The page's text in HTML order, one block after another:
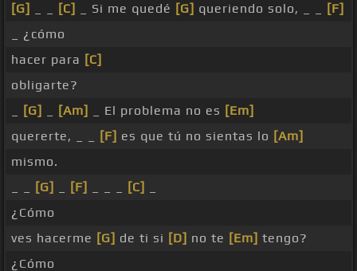
[G]
[C] _ Si me quedé [G] queriendo solo, _ _
[F]
_ ¿cómo
hacer para [C]
obligarte?
[G] [Am] _ El problema no es [Em]
quererte, _ _
[F] es que tú no sientas lo [Am]
mismo.
[G] [F] [C]
¿Cómo
ves hacerme [G] de ti si [D] no te [Em] tengo?
¿Cómo